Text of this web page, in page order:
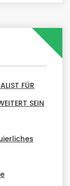
FÜR
SEIN